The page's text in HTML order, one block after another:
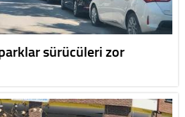
sürücüleri zor